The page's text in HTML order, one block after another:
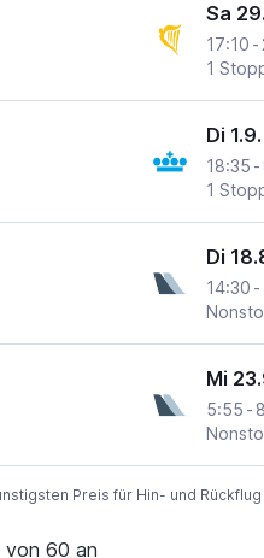
Sa
17:10 -
1
Di 1.9.
18:35 -
1
Di
14:30 -
Mi
5:55 -
Preis für Hin- und
von 60 an